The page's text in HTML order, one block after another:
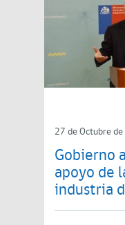
27 de Octubre
Gobierno
apoyo de
industria